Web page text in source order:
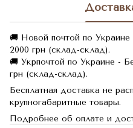
🚚 Новой почтой по
2000 грн (склад-склад).
🚚 Укрпочтой по Украине -
грн (склад-склад).
Бесплатная доставка не
крупногабаритные товары.
Подробнее об оплате и